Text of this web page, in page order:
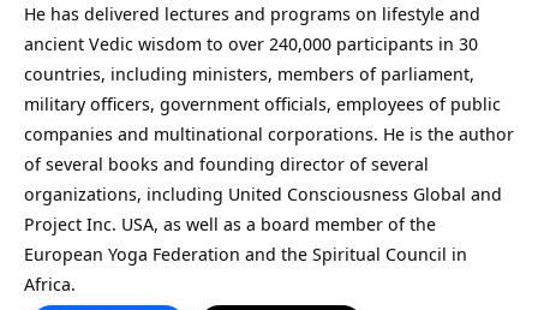
He has delivered lectures and programs on lifestyle and
ancient Vedic wisdom to over 240,000 participants in 30
countries, including ministers, members of parliament,
military officers, government officials, employees of public
companies and multinational corporations. He is the author
of several books and founding director of several
organizations, including United Consciousness Global and
Project Inc. USA, as well as a board member of the
European Yoga Federation and the Spiritual Council in
Africa.